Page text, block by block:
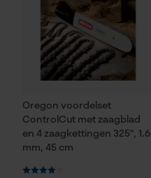
Oregon voordelset
ControlCut met zaagblad
en 4 zaagkettingen 325", 1.6
mm, 45 cm